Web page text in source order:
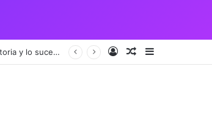
Vigilia por pareja guatemalteca asesinada en Julio atrae a cientos, indignados por la crisis migratoria y lo sucedido AccesoPublicación al
Barra lateral